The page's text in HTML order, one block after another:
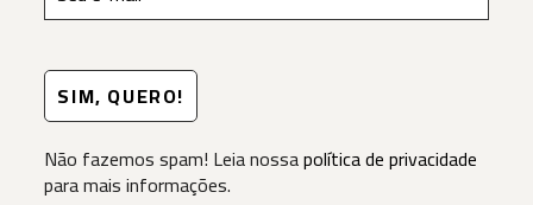
Não fazemos spam! Leia nossapolítica de privacidade
para mais informações.